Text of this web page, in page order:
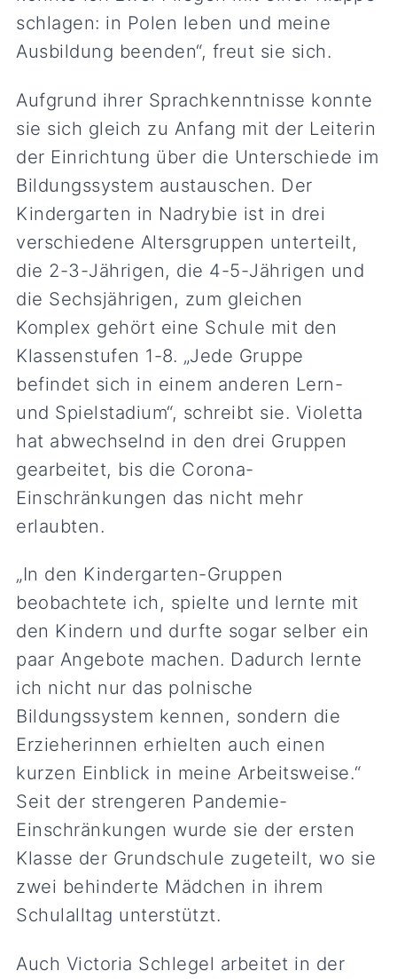
schlagen: in Polen leben und meine
Ausbildung beenden“, freut sie sich.
Aufgrund ihrer Sprachkenntnisse konnte
sie sich gleich zu Anfang mit der Leiterin
der Einrichtung über die Unterschiede im
Bildungssystem austauschen. Der
Kindergarten in Nadrybie ist in drei
verschiedene Altersgruppen unterteilt,
die 2-3-Jährigen, die 4-5-Jährigen und
die Sechsjährigen, zum gleichen
Komplex gehört eine Schule mit den
Klassenstufen 1-8. „Jede Gruppe
befindet sich in einem anderen Lern-
und Spielstadium“, schreibt sie. Violetta
hat abwechselnd in den drei Gruppen
gearbeitet, bis die Corona-
Einschränkungen das nicht mehr
erlaubten.
„In den Kindergarten-Gruppen
beobachtete ich, spielte und lernte mit
den Kindern und durfte sogar selber ein
paar Angebote machen. Dadurch lernte
ich nicht nur das polnische
Bildungssystem kennen, sondern die
Erzieherinnen erhielten auch einen
kurzen Einblick in meine Arbeitsweise.“
Seit der strengeren Pandemie-
Einschränkungen wurde sie der ersten
Klasse der Grundschule zugeteilt, wo sie
zwei behinderte Mädchen in ihrem
Schulalltag unterstützt.
Auch Victoria Schlegel arbeitet in der